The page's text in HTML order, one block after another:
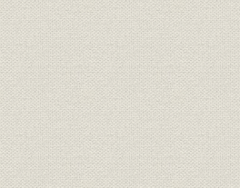
第8節・創立総会
正式の会社発足
二転三転した株主と役員
地元丸亀資本中心に移行
第9節・製法特許の申請